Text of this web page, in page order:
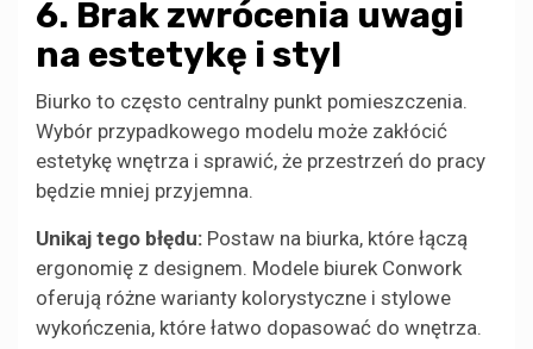
6. Brak zwrócenia uwagi
na estetykę i styl
Biurko to często centralny punkt pomieszczenia.
Wybór przypadkowego modelu może zakłócić
estetykę wnętrza i sprawić, że przestrzeń do pracy
będzie mniej przyjemna.
Unikaj tego błędu: Postaw na biurka, które łączą
ergonomię z designem. Modele biurek Conwork
oferują różne warianty kolorystyczne i stylowe
wykończenia, które łatwo dopasować do wnętrza.